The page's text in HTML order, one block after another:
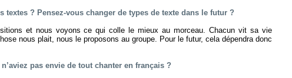
? Pensez-vous changer de types de texte dans le futur ?
et nous voyons ce qui colle le mieux au morceau. Chacun vit sa vie
nous plait, nous le proposons au groupe. Pour le futur, cela dépendra donc
pas envie de tout chanter en français ?